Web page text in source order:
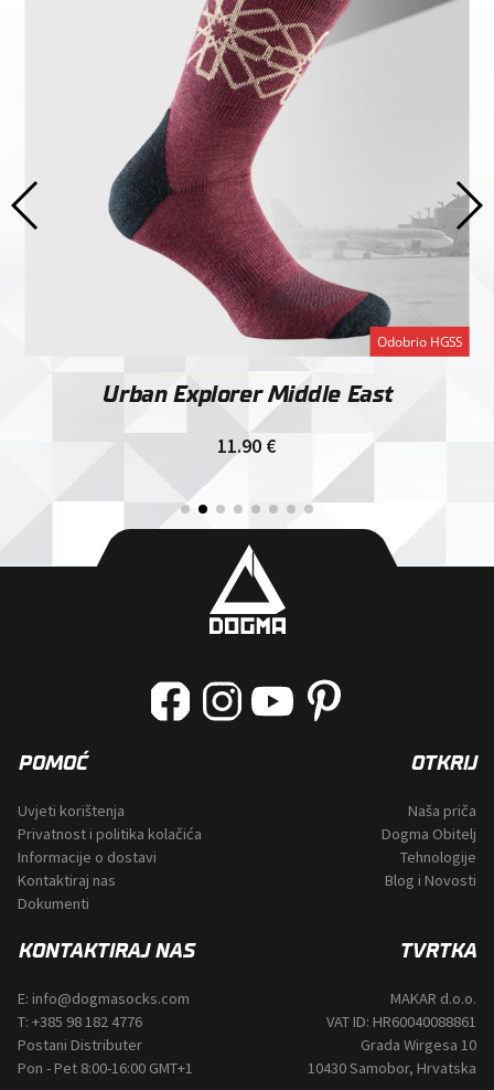
Odobrio HGSS
Urban Explorer Middle East
11.90 €
POMOĆ
Uvjeti korištenja
Privatnost i politika kolačića
Informacije o dostavi
Kontaktiraj nas
Dokumenti
OTKRIJ
Naša priča
Dogma Obitelj
Tehnologije
Blog i Novosti
KONTAKTIRAJ NAS
E: info@dogmasocks.com
T: +385 98 182 4776
Postani Distributer
Pon - Pet 8:00-16:00 GMT+1
TVRTKA
MAKAR d.o.o.
VAT ID: HR60040088861
Grada Wirgesa 10
10430 Samobor, Hrvatska